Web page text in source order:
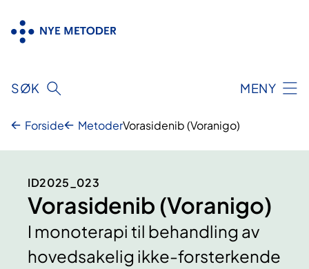
innhold
SØK MENY
Forside MetoderVorasidenib (Voranigo)
ID2025_023
Vorasidenib (Voranigo)
I monoterapi til behandling av
hovedsakelig ikke-forsterkende